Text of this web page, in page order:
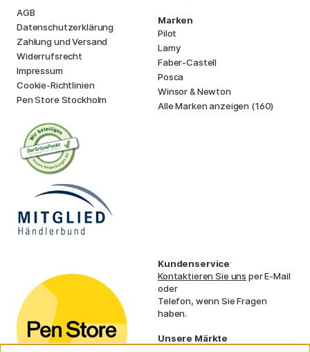
AGB
Datenschutzerklärung
Zahlung und Versand
Widerrufsrecht
Impressum
Cookie-Richtlinien
Pen Store Stockholm
Marken
Pilot
Lamy
Faber-Castell
Posca
Winsor & Newton
Alle Marken anzeigen (160)
Kundenservice
Kontaktieren Sie uns per E-Mail
oder
Telefon, wenn Sie Fragen
haben.
Unsere Märkte